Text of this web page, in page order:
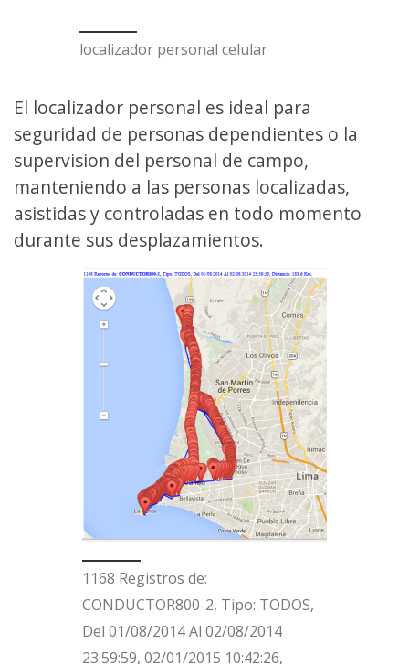
localizador personal celular
El localizador personal es ideal para
seguridad de personas dependientes o la
supervision del personal de campo,
manteniendo a las personas localizadas,
asistidas y controladas en todo momento
durante sus desplazamientos.
1168 Registros de:
CONDUCTOR800-2, Tipo: TODOS,
Del 01/08/2014 Al 02/08/2014
23:59:59, 02/01/2015 10:42:26,